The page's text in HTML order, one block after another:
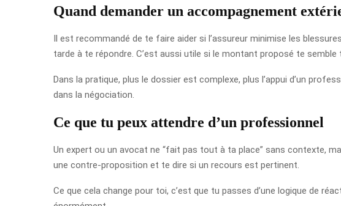
Quand demander un accompagnement
Il est recommandé de te faire aider si l’assureur minimise les
tarde à te répondre. C’est aussi utile si le montant proposé te
Dans la pratique, plus le dossier est complexe, plus l’appui d’un
dans la négociation.
Ce que tu peux attendre d’un professionnel
Un expert ou un avocat ne “fait pas tout à ta place” sans contexte,
une contre-proposition et te dire si un recours est pertinent.
Ce que cela change pour toi, c’est que tu passes d’une logique de